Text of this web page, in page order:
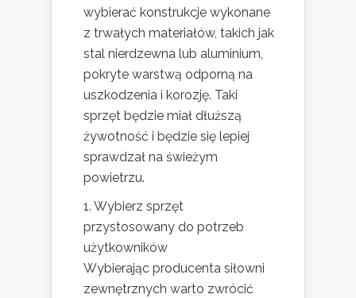
wybierać konstrukcje wykonane
z trwałych materiałów, takich jak
stal nierdzewna lub aluminium,
pokryte warstwą odporną na
uszkodzenia i korozję. Taki
sprzęt będzie miał dłuższą
żywotność i będzie się lepiej
sprawdzał na świeżym
powietrzu.
1. Wybierz sprzęt
przystosowany do potrzeb
użytkowników
Wybierając producenta siłowni
zewnętrznych warto zwrócić